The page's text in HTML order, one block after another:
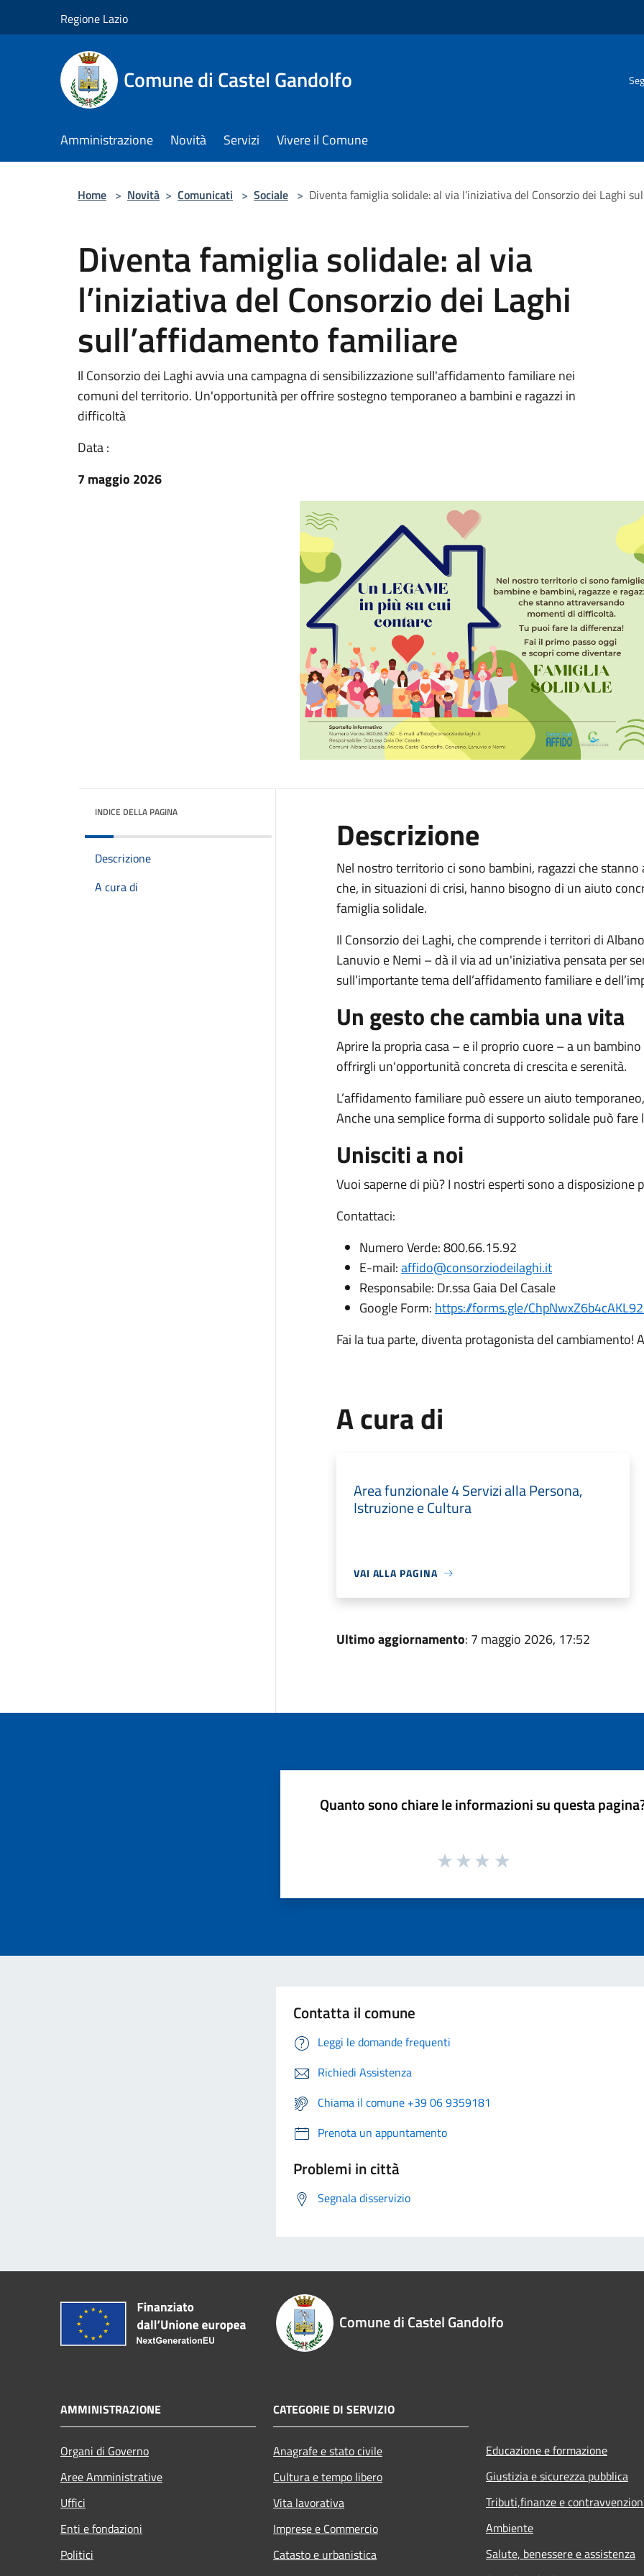
Regione Lazio
Comune di Castel Gandolfo
Amministrazione Novità Servizi Vivere il Comune
Home > Novità > Comunicati > Sociale > Diventa famiglia solidale: al via l’iniziativa del Consorzio dei Laghi
Diventa famiglia solidale: al via
l’iniziativa del Consorzio dei Laghi
sull’affidamento familiare
Il Consorzio dei Laghi avvia una campagna di sensibilizzazione sull'affidamento familiare nei
comuni del territorio. Un'opportunità per offrire sostegno temporaneo a bambini e ragazzi in
difficoltà
Data :
7 maggio 2026
INDICE DELLA PAGINA
Descrizione
A cura di
Descrizione
Nel nostro territorio ci sono bambini, ragazzi che
che, in situazioni di crisi, hanno bisogno di un aiuto
famiglia solidale.
Il Consorzio dei Laghi, che comprende i territori di
Lanuvio e Nemi – dà il via ad un'iniziativa pensata per
sull’importante tema dell’affidamento familiare e
Un gesto che cambia una vita
Aprire la propria casa – e il proprio cuore – a un
offrirgli un'opportunità concreta di crescita e serenità.
L’affidamento familiare può essere un aiuto
Anche una semplice forma di supporto solidale può
Unisciti a noi
Vuoi saperne di più? I nostri esperti sono a
Contattaci:
Numero Verde: 800.66.15.92
E-mail:affido@consorziodeilaghi.it
Responsabile: Dr.ssa Gaia Del Casale
Google Form: https://forms.gle/
Fai la tua parte, diventa protagonista del cambiamento!
A cura di
Area funzionale 4 Servizi alla Persona,
Istruzione e Cultura
VAI ALLA PAGINA
Ultimo aggiornamento: 7 maggio 2026, 17:52
Quanto sono chiare le informazioni su questa
Contatta il comune
Leggi le domande frequenti
Richiedi Assistenza
Chiama il comune +39 06 9359181
Prenota un appuntamento
Problemi in città
Segnala disservizio
Comune di Castel Gandolfo
AMMINISTRAZIONE
Organi di Governo
Aree Amministrative
Uffici
Enti e fondazioni
Politici
CATEGORIE DI SERVIZIO
Anagrafe e stato civile
Cultura e tempo libero
Vita lavorativa
Imprese e Commercio
Catasto e urbanistica
Educazione e formazione
Giustizia e sicurezza pubblica
Tributi,finanze e
Ambiente
Salute, benessere e assistenza